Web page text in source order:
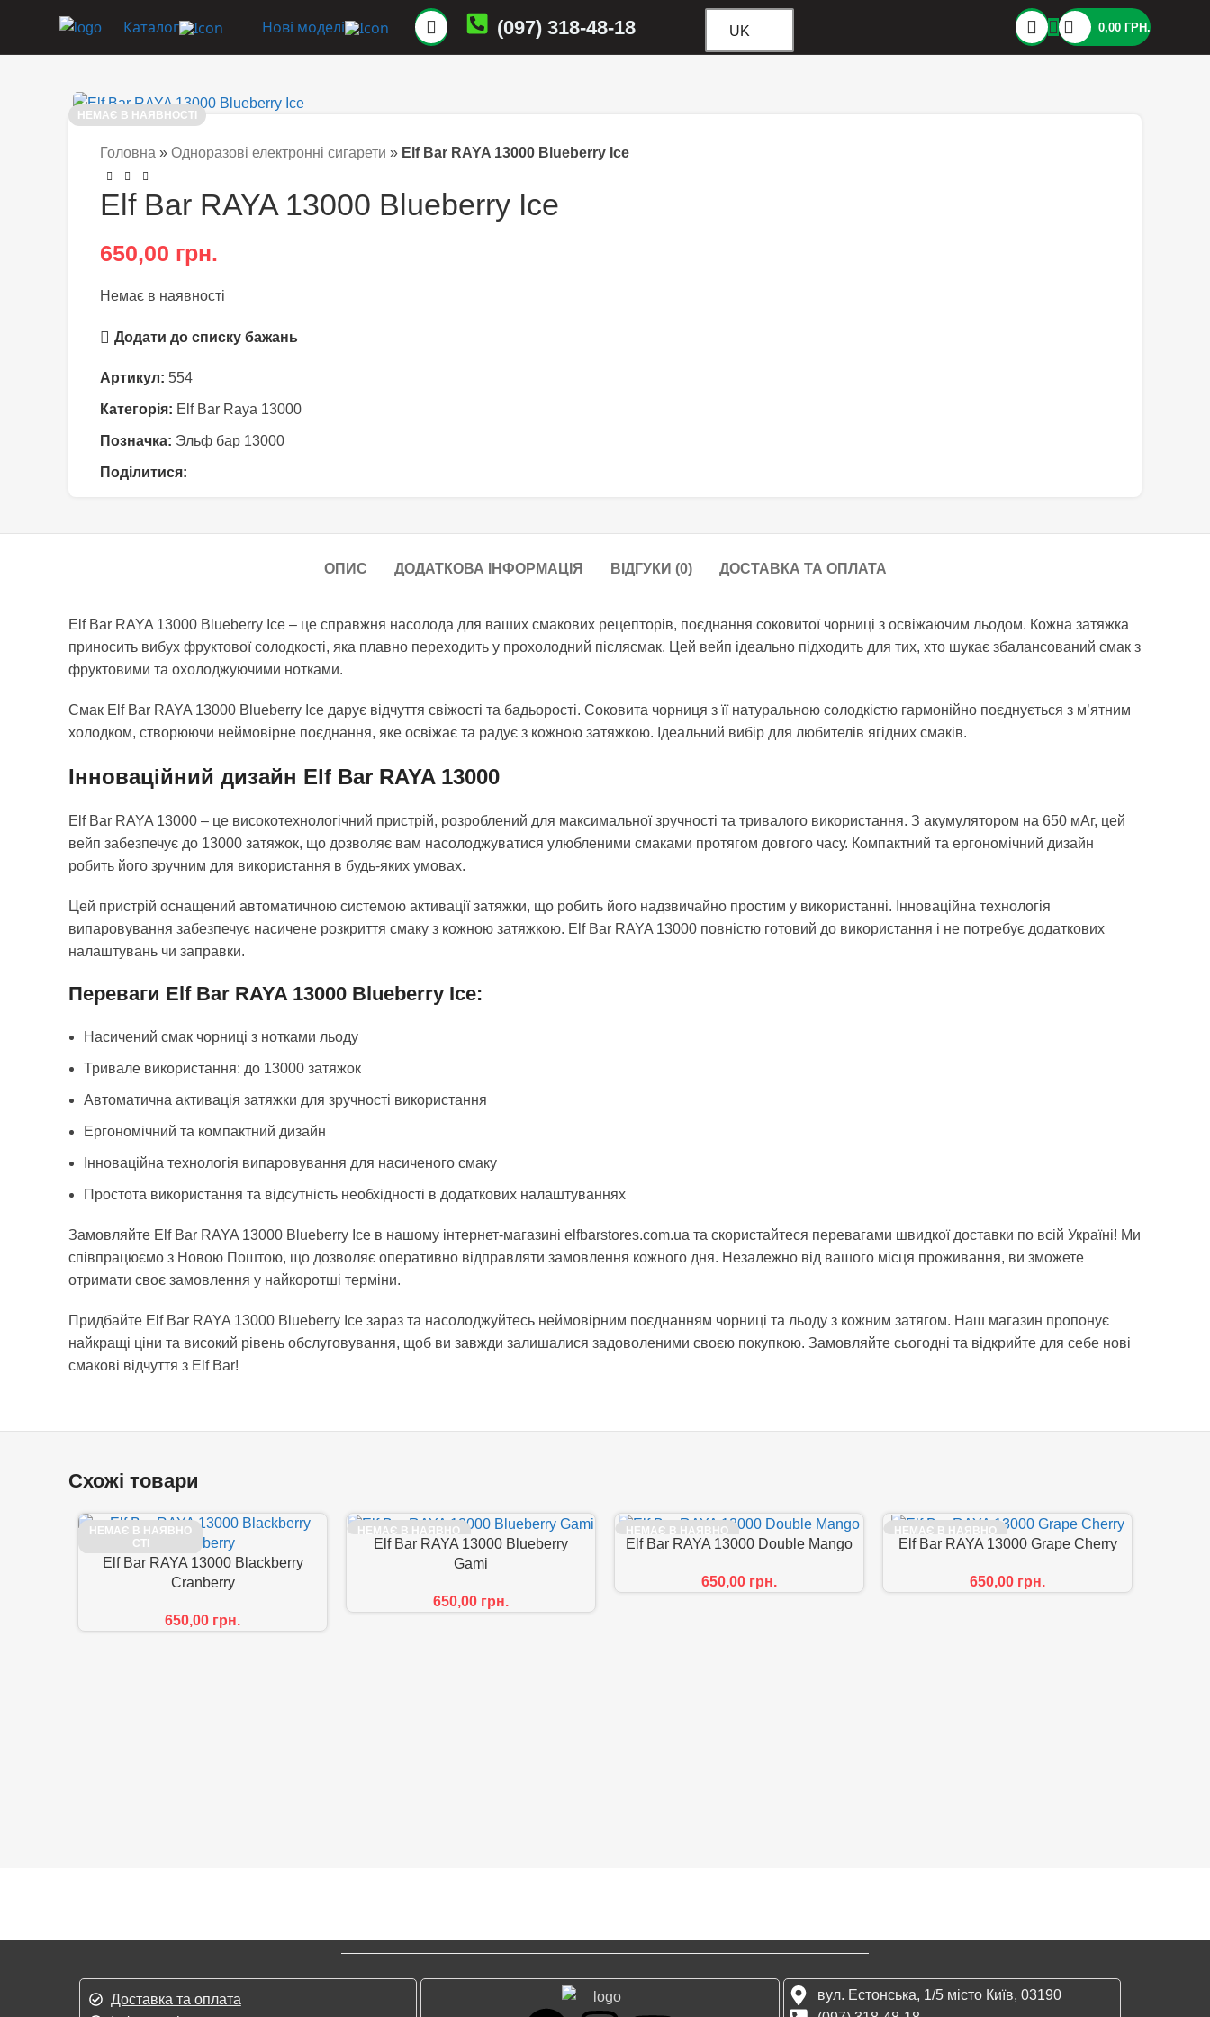
Каталог Нові моделі (097) 318-48-18 UK 0,00 ГРН.
НЕМАЄ В НАЯВНОСТІ
Головна » Одноразові електронні сигарети » Elf Bar RAYA 13000 Blueberry Ice
Elf Bar RAYA 13000 Blueberry Ice
650,00 грн.
Немає в наявності
Додати до списку бажань
Артикул: 554
Категорія: Elf Bar Raya 13000
Позначка: Эльф бар 13000
Поділитися:
ОПИС ДОДАТКОВА ІНФОРМАЦІЯ ВІДГУКИ (0) ДОСТАВКА ТА ОПЛАТА
Elf Bar RAYA 13000 Blueberry Ice – це справжня насолода для ваших смакових рецепторів, поєднання соковитої чорниці з освіжаючим льодом. Кожна затяжка
приносить вибух фруктової солодкості, яка плавно переходить у прохолодний післясмак. Цей вейп ідеально підходить для тих, хто шукає збалансований смак з
фруктовими та охолоджуючими нотками.
Смак Elf Bar RAYA 13000 Blueberry Ice дарує відчуття свіжості та бадьорості. Соковита чорниця з її натуральною солодкістю гармонійно поєднується з м’ятним
холодком, створюючи неймовірне поєднання, яке освіжає та радує з кожною затяжкою. Ідеальний вибір для любителів ягідних смаків.
Інноваційний дизайн Elf Bar RAYA 13000
Elf Bar RAYA 13000 – це високотехнологічний пристрій, розроблений для максимальної зручності та тривалого використання. З акумулятором на 650 мАг, цей
вейп забезпечує до 13000 затяжок, що дозволяє вам насолоджуватися улюбленими смаками протягом довгого часу. Компактний та ергономічний дизайн
робить його зручним для використання в будь-яких умовах.
Цей пристрій оснащений автоматичною системою активації затяжки, що робить його надзвичайно простим у використанні. Інноваційна технологія
випаровування забезпечує насичене розкриття смаку з кожною затяжкою. Elf Bar RAYA 13000 повністю готовий до використання і не потребує додаткових
налаштувань чи заправки.
Переваги Elf Bar RAYA 13000 Blueberry Ice:
Насичений смак чорниці з нотками льоду
Тривале використання: до 13000 затяжок
Автоматична активація затяжки для зручності використання
Ергономічний та компактний дизайн
Інноваційна технологія випаровування для насиченого смаку
Простота використання та відсутність необхідності в додаткових налаштуваннях
Замовляйте Elf Bar RAYA 13000 Blueberry Ice в нашому інтернет-магазині elfbarstores.com.ua та скористайтеся перевагами швидкої доставки по всій Україні! Ми
співпрацюємо з Новою Поштою, що дозволяє оперативно відправляти замовлення кожного дня. Незалежно від вашого місця проживання, ви зможете
отримати своє замовлення у найкоротші терміни.
Придбайте Elf Bar RAYA 13000 Blueberry Ice зараз та насолоджуйтесь неймовірним поєднанням чорниці та льоду з кожним затягом. Наш магазин пропонує
найкращі ціни та високий рівень обслуговування, щоб ви завжди залишалися задоволеними своєю покупкою. Замовляйте сьогодні та відкрийте для себе нові
смакові відчуття з Elf Bar!
Схожі товари
НЕМАЄ В НАЯВНО
СТІ
Elf Bar RAYA 13000 Blackberry
Cranberry
650,00 грн.
НЕМАЄ В НАЯВНО
СТІ
Elf Bar RAYA 13000 Blueberry
Gami
650,00 грн.
НЕМАЄ В НАЯВНО
СТІ
Elf Bar RAYA 13000 Double Mango
650,00 грн.
НЕМАЄ В НАЯВНО
СТІ
Elf Bar RAYA 13000 Grape Cherry
650,00 грн.
Доставка та оплата
вул. Естонська, 1/5 місто Київ, 03190